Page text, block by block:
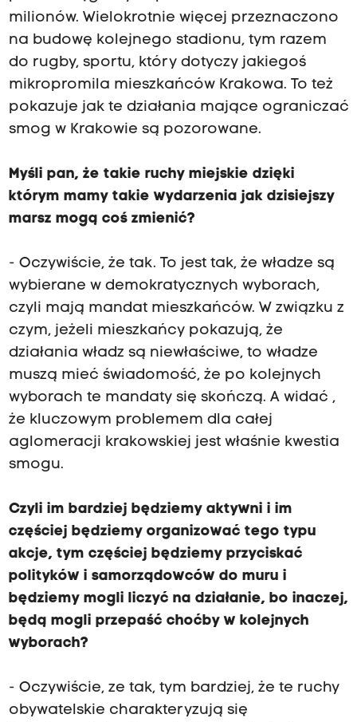
milionów. Wielokrotnie więcej przeznaczono
na budowę kolejnego stadionu, tym razem
do rugby, sportu, który dotyczy jakiegoś
mikropromila mieszkańców Krakowa. To też
pokazuje jak te działania mające ograniczać
smog w Krakowie są pozorowane.
Myśli pan, że takie ruchy miejskie dzięki
którym mamy takie wydarzenia jak dzisiejszy
marsz mogą coś zmienić?
- Oczywiście, że tak. To jest tak, że władze są
wybierane w demokratycznych wyborach,
czyli mają mandat mieszkańców. W związku z
czym, jeżeli mieszkańcy pokazują, że
działania władz są niewłaściwe, to władze
muszą mieć świadomość, że po kolejnych
wyborach te mandaty się skończą. A widać ,
że kluczowym problemem dla całej
aglomeracji krakowskiej jest właśnie kwestia
smogu.
Czyli im bardziej będziemy aktywni i im
częściej będziemy organizować tego typu
akcje, tym częściej będziemy przyciskać
polityków i samorządowców do muru i
będziemy mogli liczyć na działanie, bo inaczej,
będą mogli przepaść choćby w kolejnych
wyborach?
- Oczywiście, ze tak, tym bardziej, że te ruchy
obywatelskie charakteryzują się